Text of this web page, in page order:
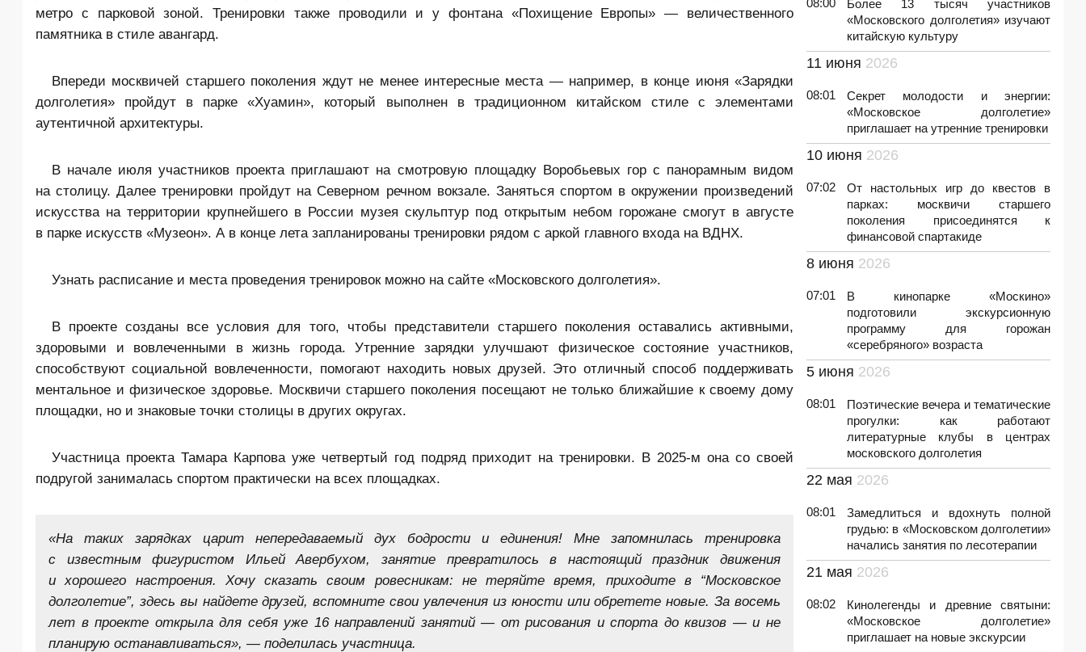
метро с парковой зоной. Тренировки также проводили и у фонтана «Похищение Европы» — величественного
памятника в стиле авангард.
Впереди москвичей старшего поколения ждут не менее интересные места — например, в конце июня «Зарядки
долголетия» пройдут в парке «Хуамин», который выполнен в традиционном китайском стиле с элементами
аутентичной архитектуры.
В начале июля участников проекта приглашают на смотровую площадку Воробьевых гор с панорамным видом
на столицу. Далее тренировки пройдут на Северном речном вокзале. Заняться спортом в окружении произведений
искусства на территории крупнейшего в России музея скульптур под открытым небом горожане смогут в августе
в парке искусств «Музеон». А в конце лета запланированы тренировки рядом с аркой главного входа на ВДНХ.
Узнать расписание и места проведения тренировок можно на сайте «Московского долголетия».
В проекте созданы все условия для того, чтобы представители старшего поколения оставались активными,
здоровыми и вовлеченными в жизнь города. Утренние зарядки улучшают физическое состояние участников,
способствуют социальной вовлеченности, помогают находить новых друзей. Это отличный способ поддерживать
ментальное и физическое здоровье. Москвичи старшего поколения посещают не только ближайшие к своему дому
площадки, но и знаковые точки столицы в других округах.
Участница проекта Тамара Карпова уже четвертый год подряд приходит на тренировки. В 2025-м она со своей
подругой занималась спортом практически на всех площадках.
«На таких зарядках царит непередаваемый дух бодрости и единения! Мне запомнилась тренировка
с известным фигуристом Ильей Авербухом, занятие превратилось в настоящий праздник движения
и хорошего настроения. Хочу сказать своим ровесникам: не теряйте время, приходите в “Московское
долголетие”, здесь вы найдете друзей, вспомните свои увлечения из юности или обретете новые. За восемь
лет в проекте открыла для себя уже 16 направлений занятий — от рисования и спорта до квизов — и не
планирую останавливаться», — поделилась участница.
Более 13 тысяч участников
«Московского долголетия» изучают
китайскую культуру
11 июня 2026
08:01
Секрет молодости и энергии:
«Московское долголетие»
приглашает на утренние тренировки
10 июня 2026
07:02
От настольных игр до квестов в
парках: москвичи старшего
поколения присоединятся к
финансовой спартакиде
8 июня 2026
07:01
В кинопарке «Москино»
подготовили экскурсионную
программу для горожан
«серебряного» возраста
5 июня 2026
08:01
Поэтические вечера и тематические
прогулки: как работают
литературные клубы в центрах
московского долголетия
22 мая 2026
08:01
Замедлиться и вдохнуть полной
грудью: в «Московском долголетии»
начались занятия по лесотерапии
21 мая 2026
08:02
Кинолегенды и древние святыни:
«Московское долголетие»
приглашает на новые экскурсии